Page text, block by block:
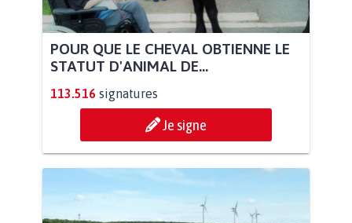
POUR QUE LE CHEVAL OBTIENNE LE
STATUT D'ANIMAL DE...
113.516 signatures
Je signe